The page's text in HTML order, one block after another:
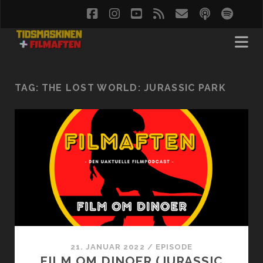
facebookinstagram
youtube
rss emailpodcast
TAG: THE LOST WORLD: JURASSIC PARK
21. JANUAR 2022 / EPISODE